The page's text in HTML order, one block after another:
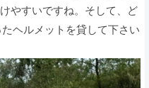
やすいですね。そして、ど
ヘルメットを貸して下さい